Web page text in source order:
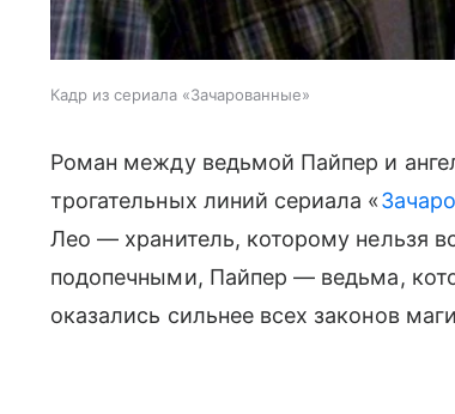
Кадр из сериала «Зачарованные»
Роман между ведьмой Пайпер и
трогательных линий сериала «
Лео — хранитель, которому нельзя
подопечными, Пайпер — ведьма,
оказались сильнее всех законов